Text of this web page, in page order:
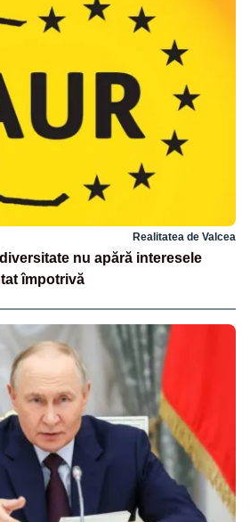
Realitatea de Valcea
nu apără interesele
împotrivă